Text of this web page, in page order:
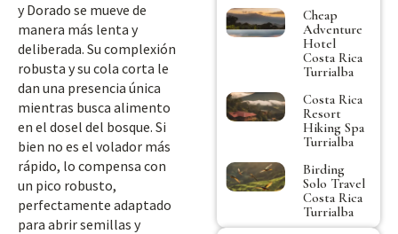
y Dorado se mueve de
manera más lenta y
deliberada. Su complexión
robusta y su cola corta le
dan una presencia única
mientras busca alimento
en el dosel del bosque. Si
bien no es el volador más
rápido, lo compensa con
un pico robusto,
perfectamente adaptado
para abrir semillas y
Cheap
Adventure
Hotel
Costa Rica
Turrialba
Costa Rica
Resort
Hiking Spa
Turrialba
Birding
Solo Travel
Costa Rica
Turrialba